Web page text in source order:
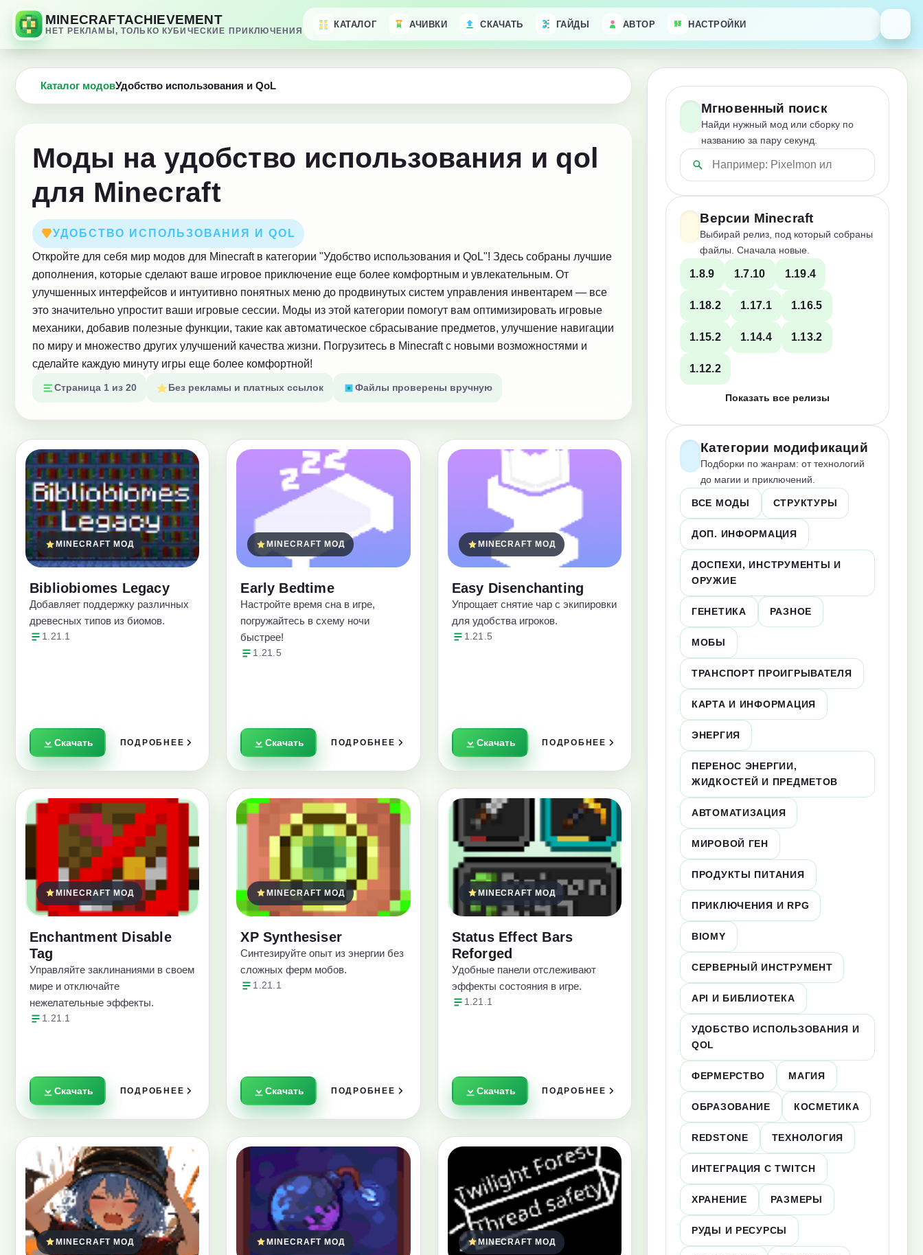
MINECRAFTACHIEVEMENT
НЕТ РЕКЛАМЫ, ТОЛЬКО КУБИЧЕСКИЕ ПРИКЛЮЧЕНИЯ
КАТАЛОГ АЧИВКИ СКАЧАТЬ ГАЙДЫ АВТОР НАСТРОЙКИ
Каталог модовУдобство использования и QoL
Моды на удобство использования и qol
для Minecraft
УДОБСТВО ИСПОЛЬЗОВАНИЯ И QOL
Откройте для себя мир модов для Minecraft в категории "Удобство использования и QoL"! Здесь собраны лучшие
дополнения, которые сделают ваше игровое приключение еще более комфортным и увлекательным. От
улучшенных интерфейсов и интуитивно понятных меню до продвинутых систем управления инвентарем — все
это значительно упростит ваши игровые сессии. Моды из этой категории помогут вам оптимизировать игровые
механики, добавив полезные функции, такие как автоматическое сбрасывание предметов, улучшение навигации
по миру и множество других улучшений качества жизни. Погрузитесь в Minecraft с новыми возможностями и
сделайте каждую минуту игры еще более комфортной!
Страница 1 из 20 Без рекламы и платных ссылок Файлы проверены вручную
MINECRAFT МОД
Bibliobiomes Legacy
Добавляет поддержку различных
древесных типов из биомов.
1.21.1
Скачать ПОДРОБНЕЕ
MINECRAFT МОД
Early Bedtime
Настройте время сна в игре,
погружайтесь в схему ночи
быстрее!
1.21.5
Скачать ПОДРОБНЕЕ
MINECRAFT МОД
Easy Disenchanting
Упрощает снятие чар с экипировки
для удобства игроков.
1.21.5
Скачать ПОДРОБНЕЕ
MINECRAFT МОД
Enchantment Disable
Tag
Управляйте заклинаниями в своем
мире и отключайте
нежелательные эффекты.
1.21.1
Скачать ПОДРОБНЕЕ
MINECRAFT МОД
XP Synthesiser
Синтезируйте опыт из энергии без
сложных ферм мобов.
1.21.1
Скачать ПОДРОБНЕЕ
MINECRAFT МОД
Status Effect Bars
Reforged
Удобные панели отслеживают
эффекты состояния в игре.
1.21.1
Скачать ПОДРОБНЕЕ
MINECRAFT МОД MINECRAFT МОД MINECRAFT МОД
Мгновенный поиск
Найди нужный мод или сборку по
названию за пару секунд.
Версии Minecraft
Выбирай релиз, под который собраны
файлы. Сначала новые.
1.8.9 1.7.10 1.19.4
1.18.2 1.17.1 1.16.5
1.15.2 1.14.4 1.13.2
1.12.2
Показать все релизы
Категории модификаций
Подборки по жанрам: от технологий
до магии и приключений.
ВСЕ МОДЫ СТРУКТУРЫ
ДОП. ИНФОРМАЦИЯ
ДОСПЕХИ, ИНСТРУМЕНТЫ И
ОРУЖИЕ
ГЕНЕТИКА РАЗНОЕ
МОБЫ
ТРАНСПОРТ ПРОИГРЫВАТЕЛЯ
КАРТА И ИНФОРМАЦИЯ
ЭНЕРГИЯ
ПЕРЕНОС ЭНЕРГИИ,
ЖИДКОСТЕЙ И ПРЕДМЕТОВ
АВТОМАТИЗАЦИЯ
МИРОВОЙ ГЕН
ПРОДУКТЫ ПИТАНИЯ
ПРИКЛЮЧЕНИЯ И RPG
BIOMY
СЕРВЕРНЫЙ ИНСТРУМЕНТ
API И БИБЛИОТЕКА
УДОБСТВО ИСПОЛЬЗОВАНИЯ И
QOL
ФЕРМЕРСТВО МАГИЯ
ОБРАЗОВАНИЕ КОСМЕТИКА
REDSTONE ТЕХНОЛОГИЯ
ИНТЕГРАЦИЯ С TWITCH
ХРАНЕНИЕ РАЗМЕРЫ
РУДЫ И РЕСУРСЫ